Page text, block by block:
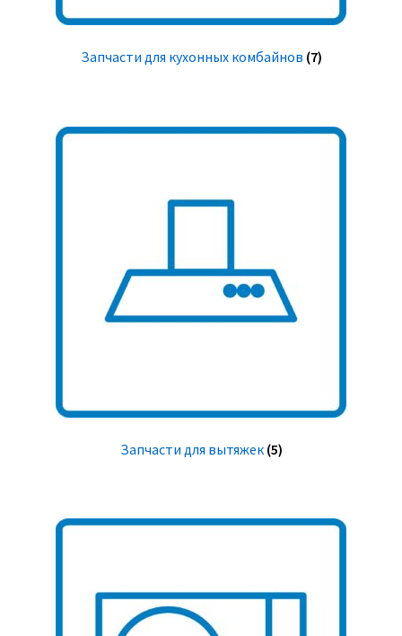
Запчасти для кухонных комбайнов (7)
Запчасти для вытяжек (5)